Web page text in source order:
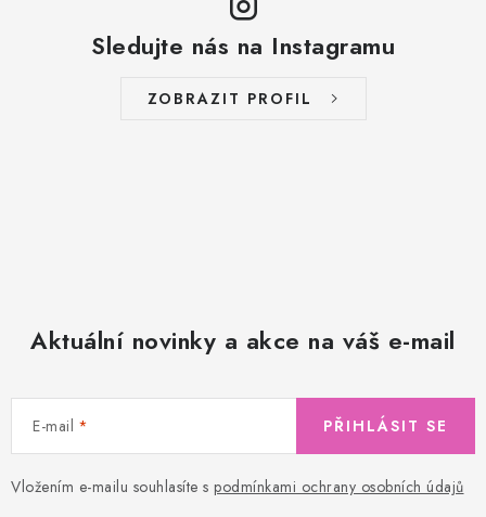
Sledujte nás na Instagramu
ZOBRAZIT PROFIL
Aktuální novinky a akce na váš e-mail
E-mail
Vložením e-mailu souhlasíte s podmínkami ochrany osobních údajů
PŘIHLÁSIT SE